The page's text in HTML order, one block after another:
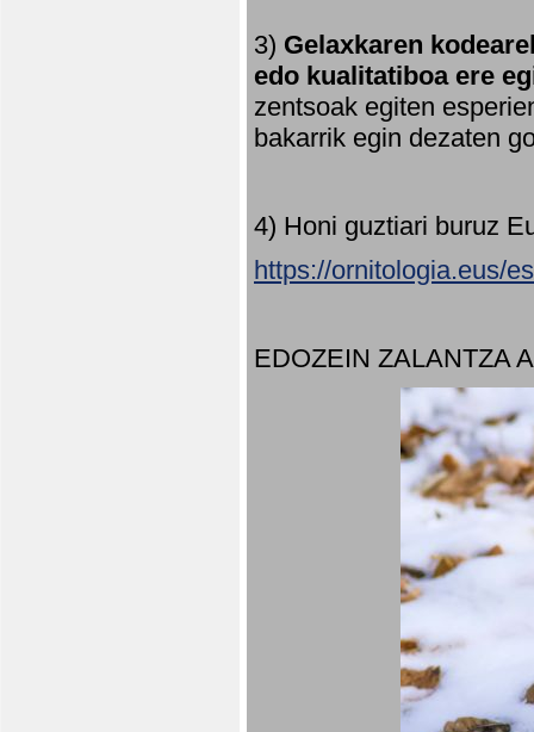
3) Gelaxkaren
edo kualitatiboa ere
zentsoak egiten
bakarrik egin dezaten
4) Honi guztiari buruz
https://ornitologia.eus/
EDOZEIN ZALANTZA